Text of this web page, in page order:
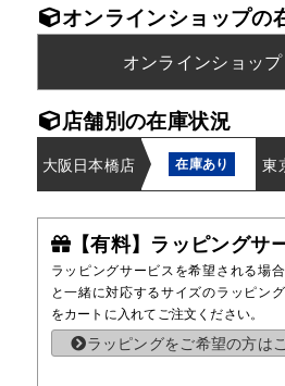
オンラインショップの
オンラインショップ
店舗別の在庫状況
大阪日本橋店 在庫あり 東
【有料】ラッピングサ
ラッピングサービスを希望される場
と一緒に対応するサイズのラッピン
をカートに入れてご注文ください。
ラッピングをご希望の方は